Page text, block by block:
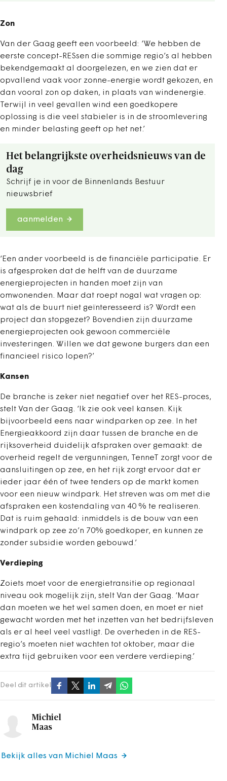
Zon
Van der Gaag geeft een voorbeeld: ‘We hebben de
eerste concept-RESsen die sommige regio’s al hebben
bekendgemaakt al doorgelezen, en we zien dat er
opvallend vaak voor zonne-energie wordt gekozen, en
dan vooral zon op daken, in plaats van windenergie.
Terwijl in veel gevallen wind een goedkopere
oplossing is die veel stabieler is in de stroomlevering
en minder belasting geeft op het net.’
Het belangrijkste overheidsnieuws van de
dag
Schrijf je in voor de Binnenlands Bestuur
nieuwsbrief
aanmelden
‘Een ander voorbeeld is de financiële participatie. Er
is afgesproken dat de helft van de duurzame
energieprojecten in handen moet zijn van
omwonenden. Maar dat roept nogal wat vragen op:
wat als de buurt niet geïnteresseerd is? Wordt een
project dan stopgezet? Bovendien zijn duurzame
energieprojecten ook gewoon commerciële
investeringen. Willen we dat gewone burgers dan een
financieel risico lopen?’
Kansen
De branche is zeker niet negatief over het RES-proces,
stelt Van der Gaag. ‘Ik zie ook veel kansen. Kijk
bijvoorbeeld eens naar windparken op zee. In het
Energieakkoord zijn daar tussen de branche en de
rijksoverheid duidelijk afspraken over gemaakt: de
overheid regelt de vergunningen, TenneT zorgt voor de
aansluitingen op zee, en het rijk zorgt ervoor dat er
ieder jaar één of twee tenders op de markt komen
voor een nieuw windpark. Het streven was om met die
afspraken een kostendaling van 40 % te realiseren.
Dat is ruim gehaald: inmiddels is de bouw van een
windpark op zee zo’n 70% goedkoper, en kunnen ze
zonder subsidie worden gebouwd.’
Verdieping
Zoiets moet voor de energietransitie op regionaal
niveau ook mogelijk zijn, stelt Van der Gaag. ‘Maar
dan moeten we het wel samen doen, en moet er niet
gewacht worden met het inzetten van het bedrijfsleven
als er al heel veel vastligt. De overheden in de RES-
regio’s moeten niet wachten tot oktober, maar die
extra tijd gebruiken voor een verdere verdieping.’
Deel dit artikel
Michiel
Maas
Bekijk alles van Michiel Maas